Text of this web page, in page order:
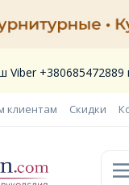
+380685472889
клиентам Скидки